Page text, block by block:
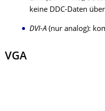
keine DDC-Daten
DVI-A (nur analog):
VGA